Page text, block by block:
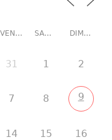
VENDREDI SAMEDI DIMANCHE
31 1 2
7 8 9
14 15 16